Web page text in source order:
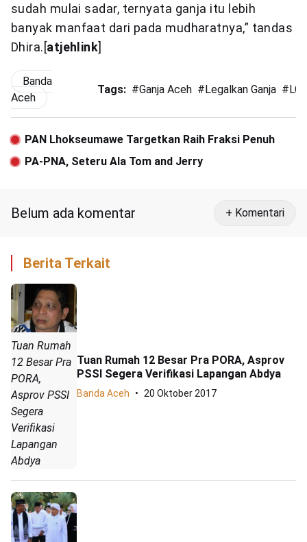
sudah mulai sadar, ternyata ganja itu lebih
banyak manfaat dari pada mudharatnya,” tandas
Dhira.[atjehlink]
Banda
Aceh
Tags: #Ganja Aceh #Legalkan Ganja #
PAN Lhokseumawe Targetkan Raih Fraksi Penuh
PA-PNA, Seteru Ala Tom and Jerry
Belum ada komentar + Komentari
Berita Terkait
Tuan Rumah
12 Besar Pra
PORA,
Asprov PSSI
Segera
Verifikasi
Lapangan
Abdya
Tuan Rumah 12 Besar Pra PORA, Asprov
PSSI Segera Verifikasi Lapangan Abdya
Banda Aceh 20 Oktober 2017